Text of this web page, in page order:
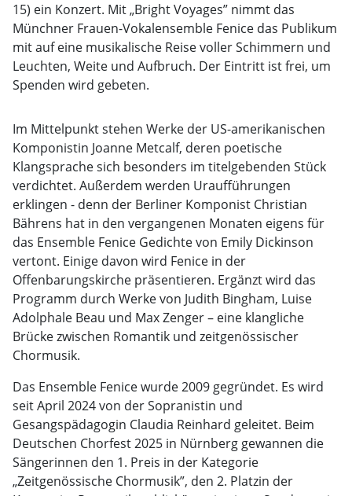
15) ein Konzert. Mit „Bright Voyages” nimmt das
Münchner Frauen-Vokalensemble Fenice das Publikum
mit auf eine musikalische Reise voller Schimmern und
Leuchten, Weite und Aufbruch. Der Eintritt ist frei, um
Spenden wird gebeten.
Im Mittelpunkt stehen Werke der US-amerikanischen
Komponistin Joanne Metcalf, deren poetische
Klangsprache sich besonders im titelgebenden Stück
verdichtet. Außerdem werden Uraufführungen
erklingen - denn der Berliner Komponist Christian
Bährens hat in den vergangenen Monaten eigens für
das Ensemble Fenice Gedichte von Emily Dickinson
vertont. Einige davon wird Fenice in der
Offenbarungskirche präsentieren. Ergänzt wird das
Programm durch Werke von Judith Bingham, Luise
Adolphale Beau und Max Zenger – eine klangliche
Brücke zwischen Romantik und zeitgenössischer
Chormusik.
Das Ensemble Fenice wurde 2009 gegründet. Es wird
seit April 2024 von der Sopranistin und
Gesangspädagogin Claudia Reinhard geleitet. Beim
Deutschen Chorfest 2025 in Nürnberg gewannen die
Sängerinnen den 1. Preis in der Kategorie
„Zeitgenössische Chormusik”, den 2. Platzin der